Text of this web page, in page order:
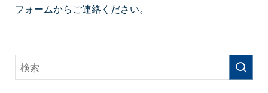
フォームからご連絡ください。